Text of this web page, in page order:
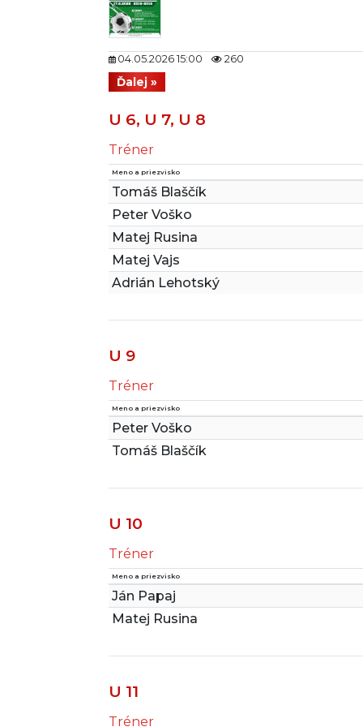
04.05.2026 15:00
260
Ďalej »
U 6, U 7, U 8
Tréner
Meno a priezvisko
Tomáš Blaščík
Peter Voško
Matej Rusina
Matej Vajs
Adrián Lehotský
U 9
Tréner
Meno a priezvisko
Peter Voško
Tomáš Blaščík
U 10
Tréner
Meno a priezvisko
Ján Papaj
Matej Rusina
U 11
Tréner